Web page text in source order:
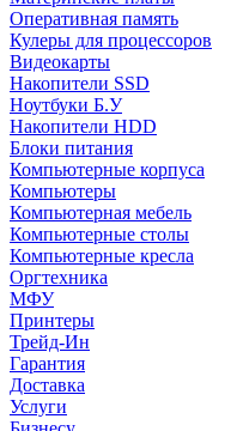
Оперативная память
Кулеры для процессоров
Видеокарты
Накопители SSD
Ноутбуки Б.У
Накопители HDD
Блоки питания
Компьютерные корпуса
Компьютеры
Компьютерная мебель
Компьютерные столы
Компьютерные кресла
Оргтехника
МФУ
Принтеры
Трейд-Ин
Гарантия
Доставка
Услуги